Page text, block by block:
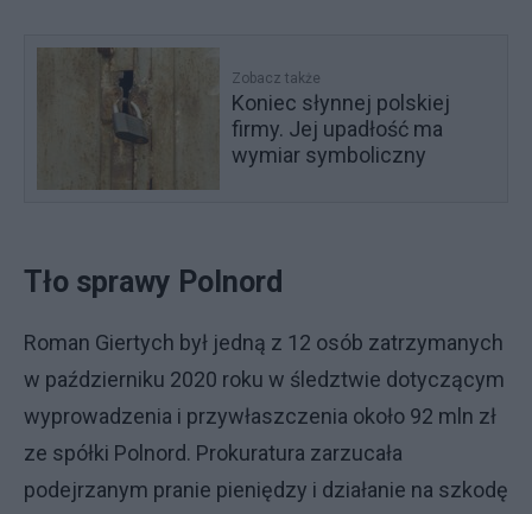
Zobacz także
Koniec słynnej polskiej
firmy. Jej upadłość ma
wymiar symboliczny
Tło sprawy Polnord
Roman Giertych był jedną z 12 osób zatrzymanych
w październiku 2020 roku w śledztwie dotyczącym
wyprowadzenia i przywłaszczenia około 92 mln zł
ze spółki Polnord. Prokuratura zarzucała
podejrzanym pranie pieniędzy i działanie na szkodę